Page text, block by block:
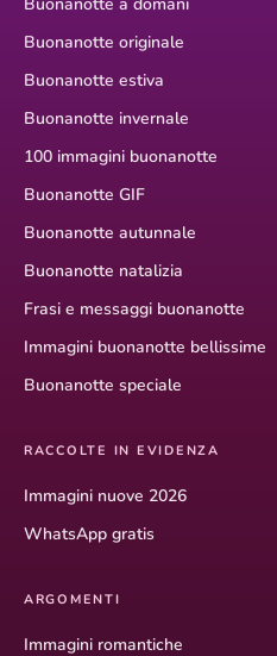
Buonanotte originale
Buonanotte estiva
Buonanotte invernale
100 immagini buonanotte
Buonanotte GIF
Buonanotte autunnale
Buonanotte natalizia
Frasi e messaggi buonanotte
Immagini buonanotte bellissime
Buonanotte speciale
RACCOLTE IN EVIDENZA
Immagini nuove 2026
WhatsApp gratis
ARGOMENTI
Immagini romantiche